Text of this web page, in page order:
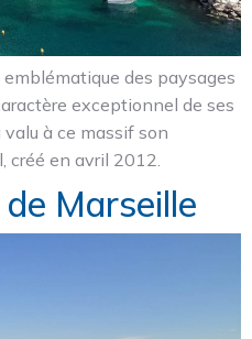
des paysages
exceptionnel de ses
à ce massif son
créé en avril 2012.
Marseille